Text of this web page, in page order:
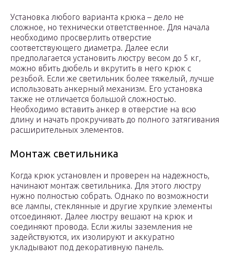
Установка любого варианта крюка – дело не
сложное, но технически ответственное. Для начала
необходимо просверлить отверстие
соответствующего диаметра. Далее если
предполагается установить люстру весом до 5 кг,
можно вбить дюбель и вкрутить в него крюк с
резьбой. Если же светильник более тяжелый, лучше
использовать анкерный механизм. Его установка
также не отличается большой сложностью.
Необходимо вставить анкер в отверстие на всю
длину и начать прокручивать до полного затягивания
расширительных элементов.
Монтаж светильника
Когда крюк установлен и проверен на надежность,
начинают монтаж светильника. Для этого люстру
нужно полностью собрать. Однако по возможности
все лампы, стеклянные и другие хрупкие элементы
отсоединяют. Далее люстру вешают на крюк и
соединяют провода. Если жилы заземления не
задействуются, их изолируют и аккуратно
укладывают под декоративную панель.